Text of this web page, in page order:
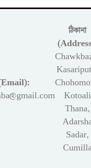
ঠিকানা
Kotoali
Thana,
Sadar,